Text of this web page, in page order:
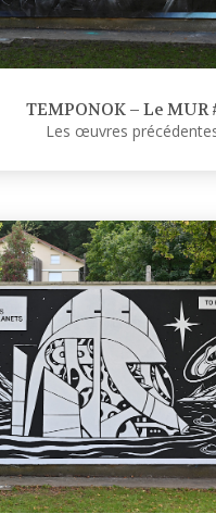
TEMPONOK – Le MUR
Les œuvres